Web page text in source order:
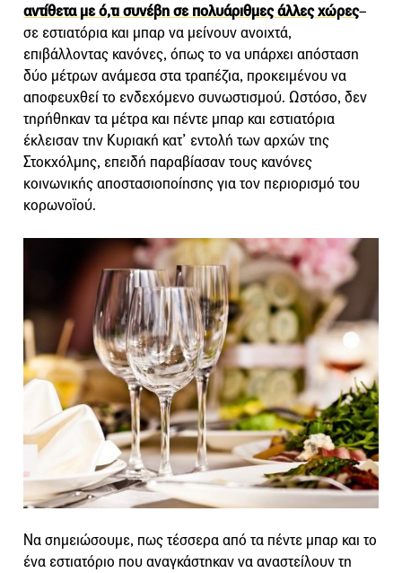
αντίθετα με ό,τι συνέβη σε πολυάριθμες άλλες χώρες–
σε εστιατόρια και μπαρ να μείνουν ανοιχτά,
επιβάλλοντας κανόνες, όπως το να υπάρχει απόσταση
δύο μέτρων ανάμεσα στα τραπέζια, προκειμένου να
αποφευχθεί το ενδεχόμενο συνωστισμού. Ωστόσο, δεν
τηρήθηκαν τα μέτρα και πέντε μπαρ και εστιατόρια
έκλεισαν την Κυριακή κατ’ εντολή των αρχών της
Στοκχόλμης, επειδή παραβίασαν τους κανόνες
κοινωνικής αποστασιοποίησης για τον περιορισμό του
κορωνοϊού.
Να σημειώσουμε, πως τέσσερα από τα πέντε μπαρ και το
ένα εστιατόριο που αναγκάστηκαν να αναστείλουν τη